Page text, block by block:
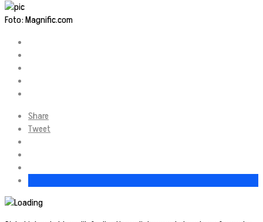
Foto: Magnific.com
Share
Tweet